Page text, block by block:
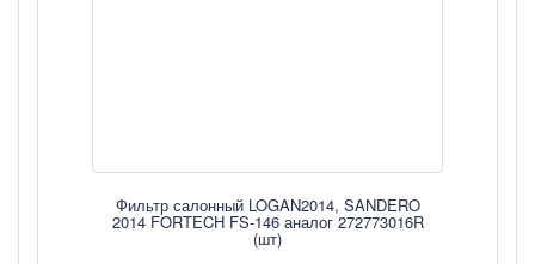
Фильтр салонный LOGAN2014, SANDERO
2014 FORTECH FS-146 аналог 272773016R
(шт)